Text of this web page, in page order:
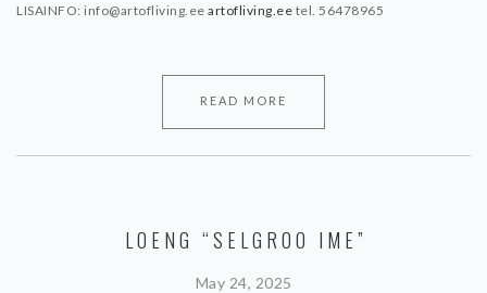
LISAINFO: info@artofliving.ee artofliving.ee tel. 56478965
READ MORE
LOENG “SELGROO IME”
May 24, 2025